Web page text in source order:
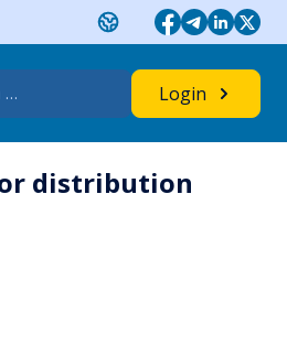
Login
distribution